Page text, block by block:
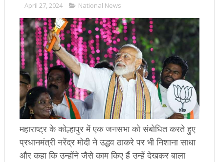
April 27, 2024 National News
महाराष्ट्र के कोल्हापुर में एक जनसभा को संबोधित करते हुए
प्रधानमंत्री नरेंद्र मोदी ने उद्धव ठाकरे पर भी निशाना साधा
और कहा कि उन्होंने जैसे काम किए हैं उन्हें देखकर बाला